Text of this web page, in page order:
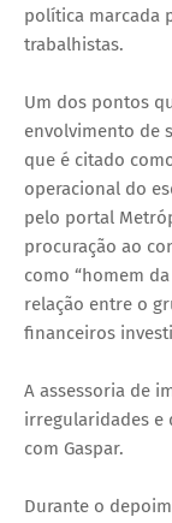
política marcada
trabalhistas.
Um dos pontos
envolvimento de
que é citado
operacional do
pelo portal
procuração ao
como “homem
relação entre o
financeiros
A assessoria de
irregularidades e
com Gaspar.
Durante o